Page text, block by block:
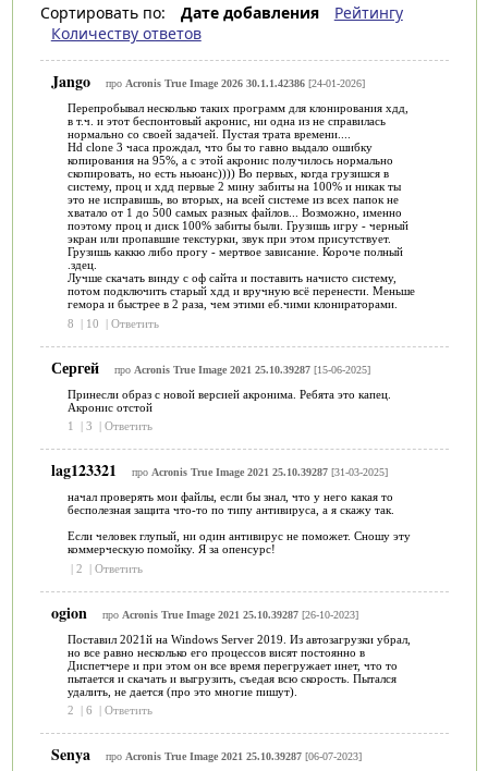
Сортировать по: Дате добавления
Рейтингу
Количеству ответов
Jango про Acronis True Image 2026 30.1.1.42386[24-01-2026]
Перепробывал несколько таких программ для клонирования хдд,
в т.ч. и этот беспонтовый акронис, ни одна из не справилась
нормально со своей задачей. Пустая трата времени....
Hd clone 3 часа прождал, что бы то гавно выдало ошибку
копирования на 95%, а с этой акронис получилось нормально
скопировать, но есть ньюанс)))) Во первых, когда грузишся в
систему, проц и хдд первые 2 мину забиты на 100% и никак ты
это не исправишь, во вторых, на всей системе из всех папок не
хватало от 1 до 500 самых разных файлов... Возможно, именно
поэтому проц и диск 100% забиты были. Грузишь игру - черный
экран или пропавшие текстурки, звук при этом присутствует.
Грузишь каккю либо прогу - мертвое зависание. Короче полный
.здец.
Лучше скачать винду с оф сайта и поставить начисто систему,
потом подключить старый хдд и вручную всё перенести. Меньше
гемора и быстрее в 2 раза, чем этими еб.чими клонираторами.
8
| 10 | Ответить
Сергей про Acronis True Image 2021 25.10.39287[15-06-2025]
Принесли образ с новой версией акронима. Ребята это капец.
Акронис отстой
1
| 3 | Ответить
lag123321 про Acronis True Image 2021 25.10.39287[31-03-2025]
начал проверять мои файлы, если бы знал, что у него какая то
бесполезная защита что-то по типу антивируса, а я скажу так.
Если человек глупый, ни один антивирус не поможет. Сношу эту
коммерческую помойку. Я за опенсурс!
| 2 | Ответить
ogion про Acronis True Image 2021 25.10.39287[26-10-2023]
Поставил 2021й на Windows Server 2019. Из автозагрузки убрал,
но все равно несколько его процессов висят постоянно в
Диспетчере и при этом он все время перегружает инет, что то
пытается и скачать и выгрузить, съедая всю скорость. Пытался
удалить, не дается (про это многие пишут).
2
| 6 | Ответить
Senya про Acronis True Image 2021 25.10.39287[06-07-2023]